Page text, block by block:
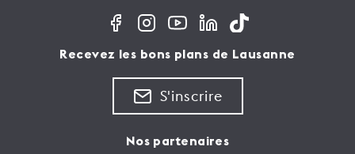
Recevez les bons plans de Lausanne
S'inscrire
Nos partenaires